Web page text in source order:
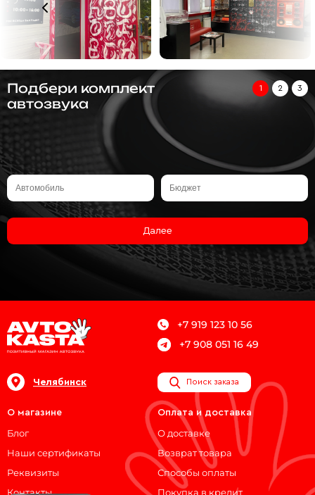
Подбери комплект
автозвука
1 2 3
Далее
+7 919 123 10 56
+7 908 051 16 49
Челябинск Поиск заказа
О магазине
Блог
Наши сертификаты
Реквизиты
Контакты
Оплата и доставка
О доставке
Возврат товара
Способы оплаты
Покупка в кредит